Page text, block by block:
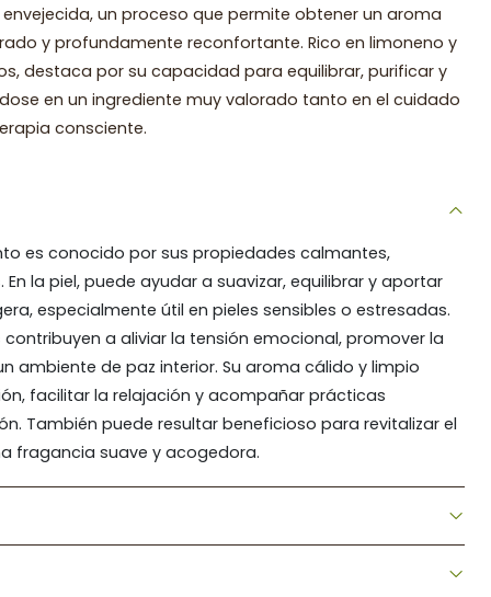
un proceso que permite obtener un aroma
y profundamente reconfortante. Rico en limoneno y
destaca por su capacidad para equilibrar, purificar y
en un ingrediente muy valorado tanto en el cuidado
consciente.
es conocido por sus propiedades calmantes,
la piel, puede ayudar a suavizar, equilibrar y aportar
especialmente útil en pieles sensibles o estresadas.
a aliviar la tensión emocional, promover la
ambiente de paz interior. Su aroma cálido y limpio
facilitar la relajación y acompañar prácticas
También puede resultar beneficioso para revitalizar el
fragancia suave y acogedora.